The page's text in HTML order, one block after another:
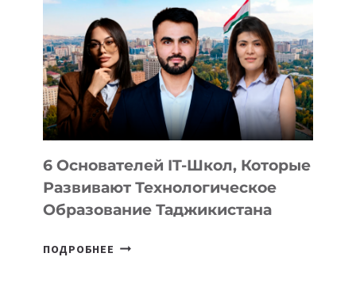
ВИДА
НОВОГО
УСТРОЙСТВА
ОТ
OPENAI
6 Основателей IT-Школ, Которые
Развивают Технологическое
Образование Таджикистана
ПОДРОБНЕЕ 6